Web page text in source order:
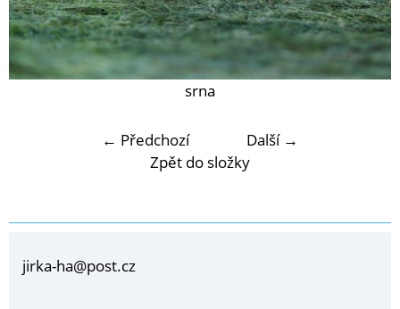
srna
← Předchozí
Další →
Zpět do složky
jirka-ha@post.cz